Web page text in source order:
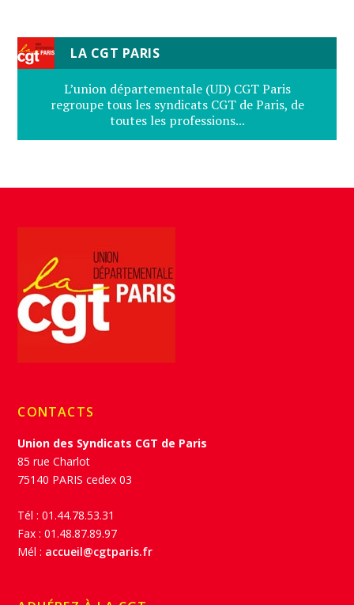
LA CGT PARIS
L’union départementale (UD) CGT Paris
regroupe tous les syndicats CGT de Paris, de
toutes les professions...
CONTACTS
Union des Syndicats CGT de Paris
85 rue Charlot
75140 PARIS cedex 03
Tél : 01.44.78.53.31
Fax : 01.48.87.89.97
Mél : accueil@cgtparis.fr